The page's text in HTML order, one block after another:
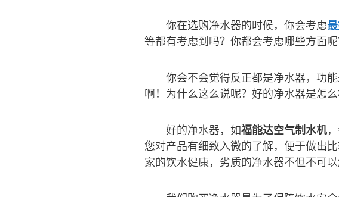
你在选购净水器的时候，你会考虑
等都有考虑到吗？你都会考虑哪些方面
你会不会觉得反正都是净水器，功
啊！为什么这么说呢？好的净水器是怎
好的净水器，如福能达空气制水机
您对产品有细致入微的了解，便于做出
家的饮水健康，劣质的净水器不但不可